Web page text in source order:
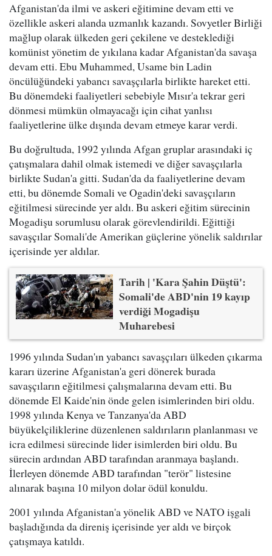
Afganistan'da ilmi ve askeri eğitimine devam etti ve
özellikle askeri alanda uzmanlık kazandı. Sovyetler Birliği
mağlup olarak ülkeden geri çekilene ve desteklediği
komünist yönetim de yıkılana kadar Afganistan'da savaşa
devam etti. Ebu Muhammed, Usame bin Ladin
öncülüğündeki yabancı savaşçılarla birlikte hareket etti.
Bu dönemdeki faaliyetleri sebebiyle Mısır'a tekrar geri
dönmesi mümkün olmayacağı için cihat yanlısı
faaliyetlerine ülke dışında devam etmeye karar verdi.
Bu doğrultuda, 1992 yılında Afgan gruplar arasındaki iç
çatışmalara dahil olmak istemedi ve diğer savaşçılarla
birlikte Sudan'a gitti. Sudan'da da faaliyetlerine devam
etti, bu dönemde Somali ve Ogadin'deki savaşçıların
eğitilmesi sürecinde yer aldı. Bu askeri eğitim sürecinin
Mogadişu sorumlusu olarak görevlendirildi. Eğittiği
savaşçılar Somali'de Amerikan güçlerine yönelik saldırılar
içerisinde yer aldılar.
Tarih | 'Kara Şahin Düştü':
Somali'de ABD'nin 19 kayıp
verdiği Mogadişu
Muharebesi
1996 yılında Sudan'ın yabancı savaşçıları ülkeden çıkarma
kararı üzerine Afganistan'a geri dönerek burada
savaşçıların eğitilmesi çalışmalarına devam etti. Bu
dönemde El Kaide'nin önde gelen isimlerinden biri oldu.
1998 yılında Kenya ve Tanzanya'da ABD
büyükelçiliklerine düzenlenen saldırıların planlanması ve
icra edilmesi sürecinde lider isimlerden biri oldu. Bu
sürecin ardından ABD tarafından aranmaya başlandı.
İlerleyen dönemde ABD tarafından "terör" listesine
alınarak başına 10 milyon dolar ödül konuldu.
2001 yılında Afganistan'a yönelik ABD ve NATO işgali
başladığında da direniş içerisinde yer aldı ve birçok
çatışmaya katıldı.